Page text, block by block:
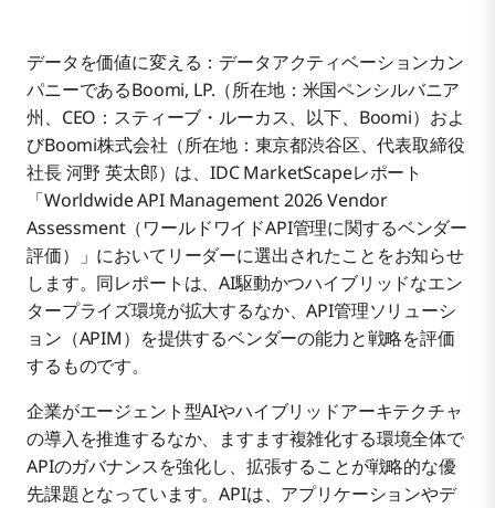
データを価値に変える：データアクティベーションカン
パニーであるBoomi, LP.（所在地：米国ペンシルバニア
州、CEO：スティーブ・ルーカス、以下、Boomi）およ
びBoomi株式会社（所在地：東京都渋谷区、代表取締役
社長 河野 英太郎）は、IDC MarketScapeレポート
「Worldwide API Management 2026 Vendor
Assessment（ワールドワイドAPI管理に関するベンダー
評価）」においてリーダーに選出されたことをお知らせ
します。同レポートは、AI駆動かつハイブリッドなエン
タープライズ環境が拡大するなか、API管理ソリューシ
ョン（APIM）を提供するベンダーの能力と戦略を評価
するものです。
企業がエージェント型AIやハイブリッドアーキテクチャ
の導入を推進するなか、ますます複雑化する環境全体で
APIのガバナンスを強化し、拡張することが戦略的な優
先課題となっています。APIは、アプリケーションやデ